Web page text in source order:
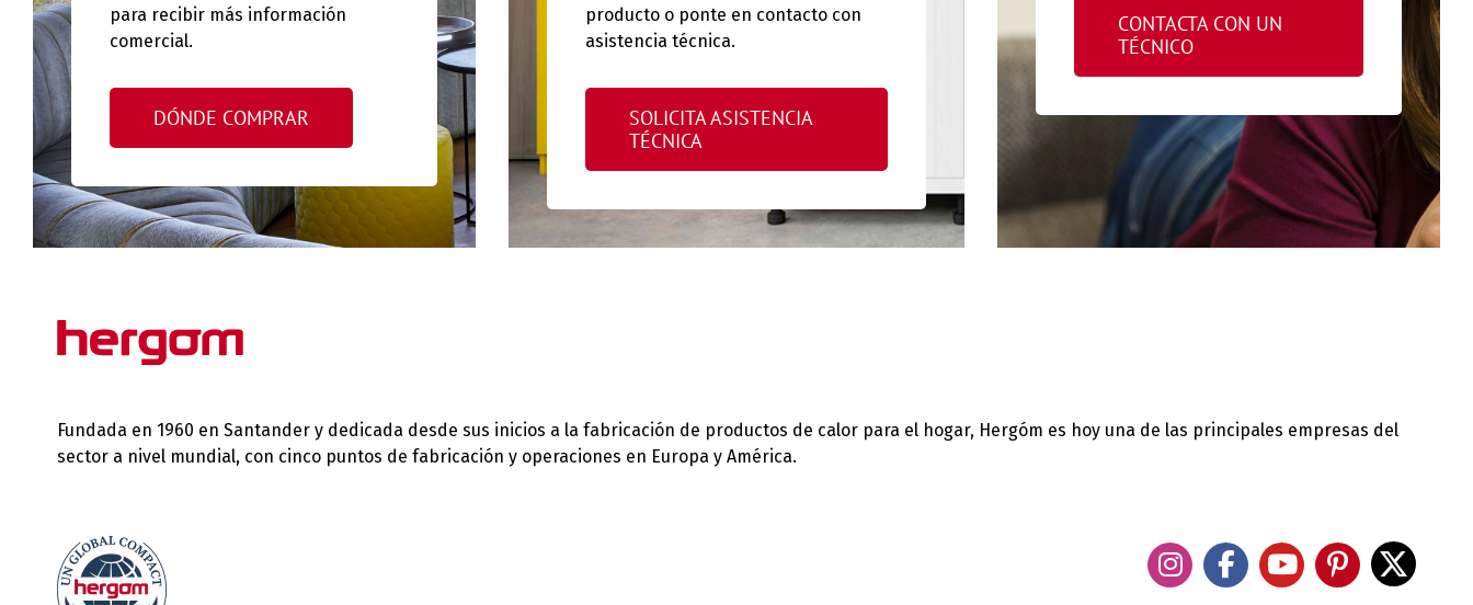
para recibir más información
comercial.
DÓNDE COMPRAR
producto o ponte en contacto con
asistencia técnica.
SOLICITA ASISTENCIA
TÉCNICA
CONTACTA CON UN
TÉCNICO
Fundada en 1960 en Santander y dedicada desde sus inicios a la fabricación de productos de calor para el hogar, Hergóm es hoy una de las principales empresas del
sector a nivel mundial, con cinco puntos de fabricación y operaciones en Europa y América.